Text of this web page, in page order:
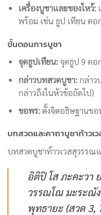
เครื่องบูชาและของไหว้:
พร้อม เช่น ธูป เทียน ดอ
ขั้นตอนการบูชา
จุดธูปเทียน:จุดธูป 9 ดอ
กล่าวบทสวดบูชา:กล่าว
กล่าวถึงในหัวข้อถัดไป)
ขอพร:ตั้งจิตอธิษฐานขอ
บทสวดและคาถาบูชาท้าวเ
บทสวดบูชาท้าวเวสสุวรรณ
อิติปิ โส ภะคะวา
วรรณโณ มะระณั
พุทธายะ (สวด 3,